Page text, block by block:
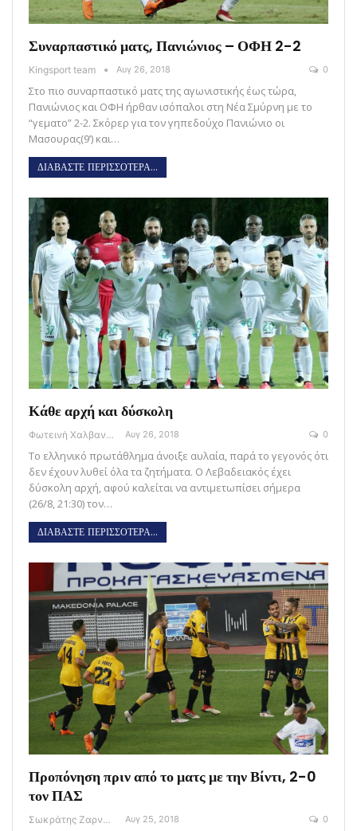
Συναρπαστικό ματς, Πανιώνιος – ΟΦΗ 2-2
Kingsport team Αυγ 26, 2018 0
Στο πιο συναρπαστικό ματς της αγωνιστικής έως τώρα,
Πανιώνιος και ΟΦΗ ήρθαν ισόπαλοι στη Νέα Σμύρνη με το
“γεματο” 2-2. Σκόρερ για τον γηπεδούχο Πανιώνιο οι
Μασουρας(9’) και…
ΔΙΑΒΑΣΤΕ ΠΕΡΙΣΣΟΤΕΡΑ...
Κάθε αρχή και δύσκολη
Φωτεινή Χαλβαντζή Αυγ 26, 2018 0
Το ελληνικό πρωτάθλημα άνοιξε αυλαία, παρά το γεγονός ότι
δεν έχουν λυθεί όλα τα ζητήματα. Ο Λεβαδειακός έχει
δύσκολη αρχή, αφού καλείται να αντιμετωπίσει σήμερα
(26/8, 21:30) τον…
ΔΙΑΒΑΣΤΕ ΠΕΡΙΣΣΟΤΕΡΑ...
Προπόνηση πριν από το ματς με την Βίντι, 2-0
τον ΠΑΣ
Σωκράτης Ζαρναβέλης Αυγ 25, 2018 0